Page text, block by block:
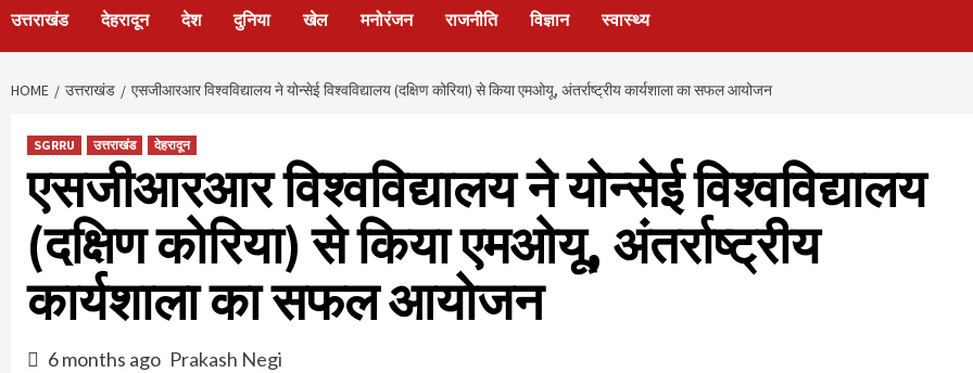
उत्तराखंड देहरादून देश दुनिया खेल मनोरंजन राजनीति विज्ञान स्वास्थ्य
HOME उत्तराखंड एसजीआरआर विश्वविद्यालय ने योन्सेई विश्वविद्यालय (दक्षिण कोरिया) से किया एमओयू, अंतर्राष्ट्रीय कार्यशाला का सफल आयोजन
SGRRU उत्तराखंड देहरादून
एसजीआरआर विश्वविद्यालय ने योन्सेई विश्वविद्यालय
(दक्षिण कोरिया) से किया एमओयू, अंतर्राष्ट्रीय
कार्यशाला का सफल आयोजन
6 months ago Prakash Negi